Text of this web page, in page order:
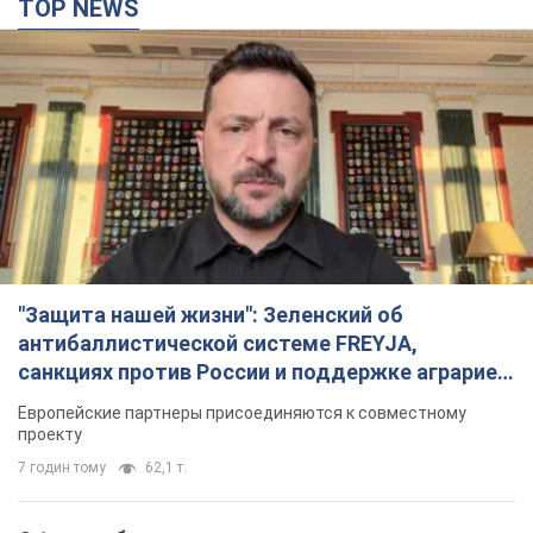
TOP NEWS
"Защита нашей жизни": Зеленский об
антибаллистической системе FREYJA,
санкциях против России и поддержке аграриев.
Видео
Европейские партнеры присоединяются к совместному
проекту
7 годин тому 62,1 т.